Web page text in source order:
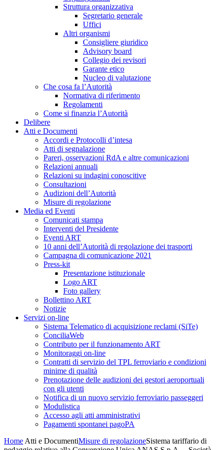
Struttura organizzativa
Segretario generale
Uffici
Altri organismi
Consigliere giuridico
Advisory board
Collegio dei revisori
Garante etico
Nucleo di valutazione
Che cosa fa l’Autorità
Normativa di riferimento
Regolamenti
Come si finanzia l’Autorità
Delibere
Atti e Documenti
Accordi e Protocolli d’intesa
Atti di segnalazione
Pareri, osservazioni RdA e altre comunicazioni
Relazioni annuali
Relazioni su indagini conoscitive
Consultazioni
Audizioni dell’Autorità
Misure di regolazione
Media ed Eventi
Comunicati stampa
Interventi del Presidente
Eventi ART
10 anni dell’Autorità di regolazione dei trasporti
Campagna di comunicazione 2021
Press-kit
Presentazione istituzionale
Logo ART
Foto gallery
Bollettino ART
Notizie
Servizi on-line
Sistema Telematico di acquisizione reclami (SiTe)
ConciliaWeb
Contributo per il funzionamento ART
Monitoraggi on-line
Contratti di servizio del TPL ferroviario e condizioni
minime di qualità
Prenotazione delle audizioni dei gestori aeroportuali
con gli utenti
Notifica di un nuovo servizio ferroviario passeggeri
Modulistica
Accesso agli atti amministrativi
Pagamenti spontanei pagoPA
Home Atti e DocumentiMisure di regolazioneSistema tariffario di